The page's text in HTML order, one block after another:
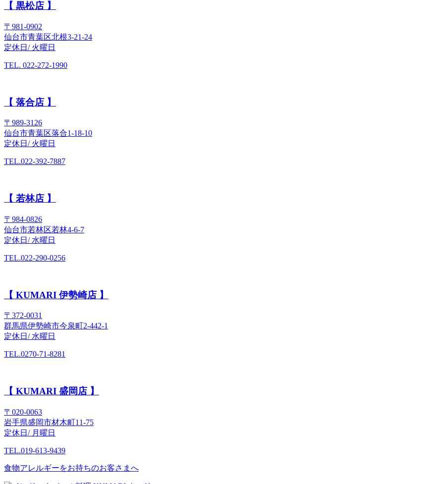
【 黒松店 】
〒981-0902
仙台市青葉区北根3-21-24
定休日/ 火曜日
TEL. 022-272-1990
【 落合店 】
〒989-3126
仙台市青葉区落合1-18-10
定休日/ 火曜日
TEL.022-392-7887
【 若林店 】
〒984-0826
仙台市若林区若林4-6-7
定休日/ 水曜日
TEL.022-290-0256
【 KUMARI 伊勢崎店 】
〒372-0031
群馬県伊勢崎市今泉町2-442-1
定休日/ 水曜日
TEL.0270-71-8281
【 KUMARI 盛岡店 】
〒020-0063
岩手県盛岡市材木町11-75
定休日/ 月曜日
TEL.019-613-9439
食物アレルギーをお持ちのお客さまへ